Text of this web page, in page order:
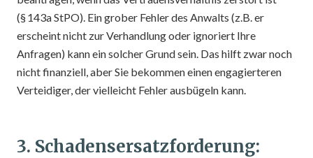
(§ 143a StPO). Ein grober Fehler des Anwalts (z.B. er
erscheint nicht zur Verhandlung oder ignoriert Ihre
Anfragen) kann ein solcher Grund sein. Das hilft zwar noch
nicht finanziell, aber Sie bekommen einen engagierteren
Verteidiger, der vielleicht Fehler ausbügeln kann.
3. Schadensersatzforderung: